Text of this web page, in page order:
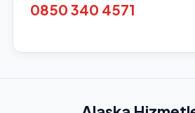
0850 340 4571